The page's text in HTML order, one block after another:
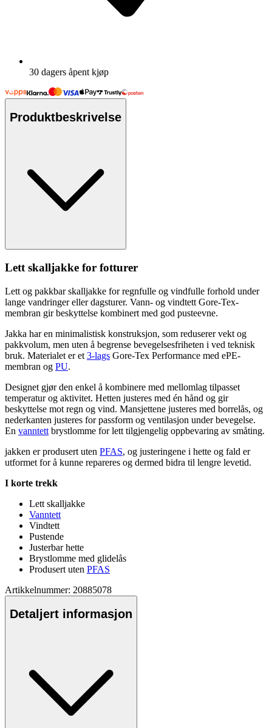
30 dagers åpent kjøp
Produktbeskrivelse
Lett skalljakke for fotturer
Lett og pakkbar skalljakke for regnfulle og vindfulle forhold under
lange vandringer eller dagsturer. Vann- og vindtett Gore-Tex-
membran gir beskyttelse kombinert med god pusteevne.
Jakka har en minimalistisk konstruksjon, som reduserer vekt og
pakkvolum, men uten å begrense bevegelsesfriheten i ved teknisk
bruk. Materialet er et 3-lags Gore-Tex Performance med ePE-
membran og PU.
Designet gjør den enkel å kombinere med mellomlag tilpasset
temperatur og aktivitet. Hetten justeres med én hånd og gir
beskyttelse mot regn og vind. Mansjettene justeres med borrelås, og
nederkanten justeres forpassform og ventilasjon under bevegelse.
En vanntett brystlomme for lett tilgjengelig oppbevaring av småting.
jakken er produsert uten PFAS, og justeringene i hette og fald er
utformet for å kunne repareres og dermed bidra til lengre levetid.
I korte trekk
Lett skalljakke
Vanntett
Vindtett
Pustende
Justerbar hette
Brystlomme med glidelås
Produsert uten PFAS
Artikkelnummer: 20885078
Detaljert informasjon